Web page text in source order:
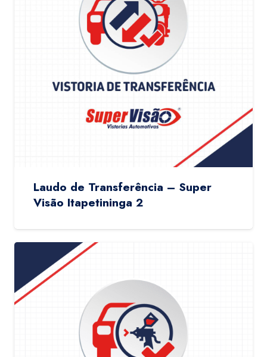
Laudo de Transferência – Super
Visão Itapetininga 2